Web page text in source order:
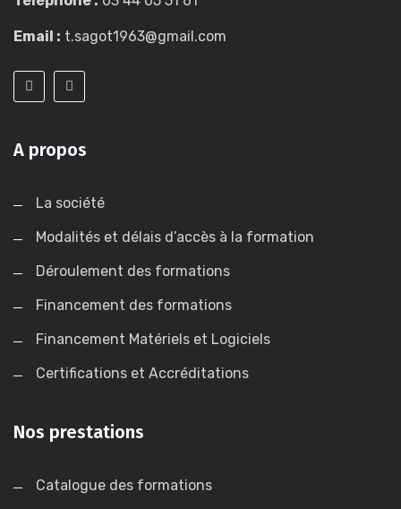
Email : t.sagot1963@gmail.com
A propos
La société
Modalités et délais d’accès à la formation
Déroulement des formations
Financement des formations
Financement Matériels et Logiciels
Certifications et Accréditations
Nos prestations
Catalogue des formations